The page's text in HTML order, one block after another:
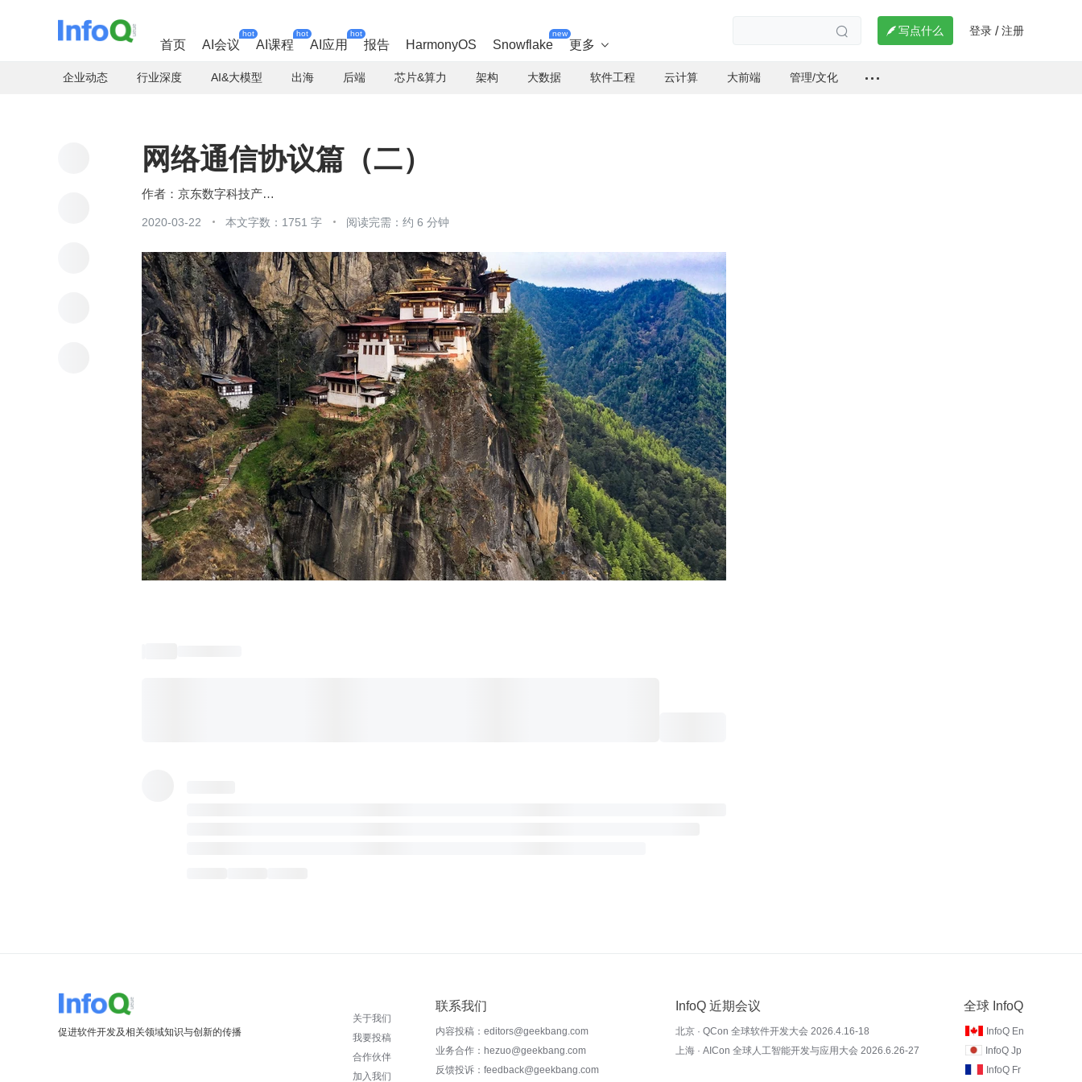
首页 AI会议
hot
AI课程
hot
AI应用
hot
报告 HarmonyOS Snowflake
new
更多 
  写点什么 登录 / 注册
企业动态 行业深度 AI&大模型 出海 后端 芯片&算力 架构 大数据 软件工程 云计算 大前端 管理/文化
网络通信协议篇（二）
京东数字科技产业AI中心
2020-03-22 本文字数：1751 字 阅读完需：约 6 分钟
促进软件开发及相关领域知识与创新的传播
关于我们
我要投稿
合作伙伴
加入我们
联系我们
内容投稿：editors@geekbang.com
业务合作：hezuo@geekbang.com
反馈投诉：feedback@geekbang.com
InfoQ 近期会议
北京 · QCon 全球软件开发大会 2026.4.16-18
上海 · AICon 全球人工智能开发与应用大会 2026.6.26-27
全球 InfoQ
InfoQ En
InfoQ Jp
InfoQ Fr